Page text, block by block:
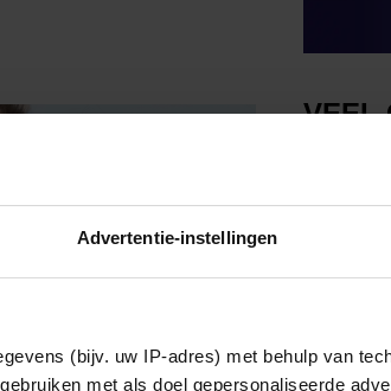
Advertentie-instellingen
(bijv. uw IP-adres) met behulp van
met als doel gepersonaliseerde